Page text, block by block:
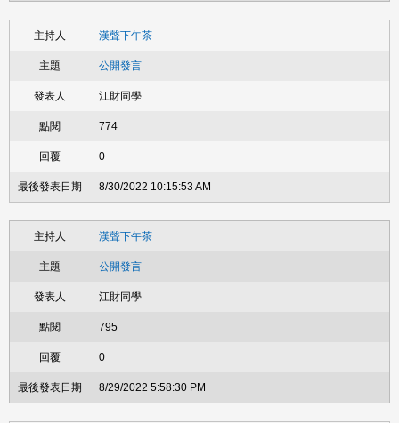
漢聲下午茶
公開發言
江財同學
774
0
8/30/2022 10:15:53 AM
漢聲下午茶
公開發言
江財同學
795
0
8/29/2022 5:58:30 PM